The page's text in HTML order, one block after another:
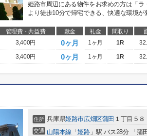
姫路市周辺にある物件をお求めの方は「
より徒歩10分で帰宅できる、快適な環境
管理費・共益費 敷金 礼金 間取り
3,400円 0ヶ月 1ヶ月 1R
3,400円 0ヶ月 1ヶ月 1R
住所 兵庫県姫路市広畑区蒲田 １丁目５８
交通 山陽本線 「姫路」駅 バス28分 「蒲